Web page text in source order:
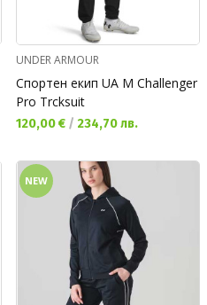
UNDER ARMOUR
Спортен екип UA M Challenger
Pro Trcksuit
Текуща цена:
120,00 € / 234,70 лв.
NEW